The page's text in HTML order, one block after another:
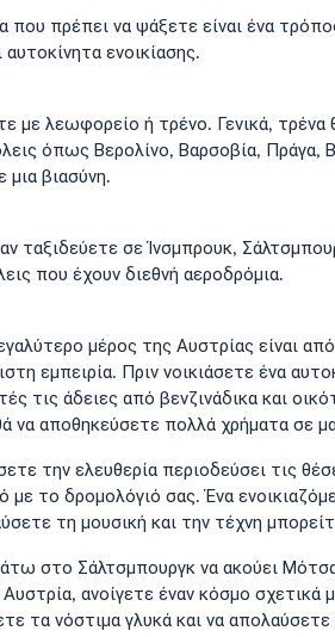
πρέπει να ψάξετε είναι ένα
ενοικίασης.
με λεωφορείο ή τρένο. Γενικά,
όπως Βερολίνο, Βαρσοβία, Πράγα,
βιασύνη.
ταξιδεύετε σε Ίνσμπρουκ,
που έχουν διεθνή αεροδρόμια.
μέρος της Αυστρίας είναι
εμπειρία. Πριν νοικιάσετε ένα
τις άδειες από βενζινάδικα και
να αποθηκεύσετε πολλά χρήματα σε
την ελευθερία περιοδεύσει τις
με το δρομολόγιό σας. Ένα
τη μουσική και την τέχνη
στο Σάλτσμπουργκ να ακούει
ανοίγετε έναν κόσμο
τα νόστιμα γλυκά και να απολαύσετε